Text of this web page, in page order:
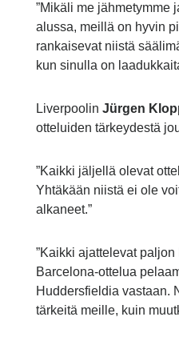
”Mikäli me jähmetymme
alussa, meillä on hyvin
rankaisevat niistä
kun sinulla on
Liverpoolin Jürgen
otteluiden tärkeydestä
”Kaikki jäljellä olevat
Yhtäkään niistä ei ole
alkaneet.”
”Kaikki ajattelevat
Barcelona-ottelua
Huddersfieldia vastaan.
tärkeitä meille, kuin